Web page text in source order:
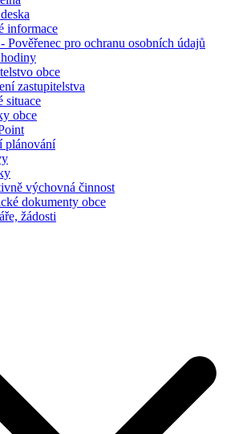
informace
Pověřenec pro ochranu osobních údajů
obce
zastupitelstva
situace
obce
plánování
výchovná činnost
dokumenty obce
žádosti